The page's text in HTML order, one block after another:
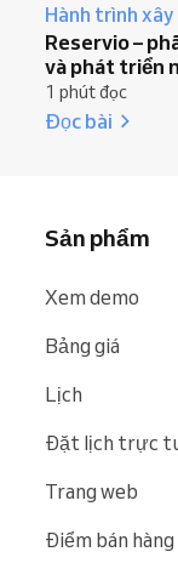
Hành trình
Reservio –
và phát triển
1 phút đọc
Đọc bài
Sản phẩm
Xem demo
Bảng giá
Lịch
Đặt lịch trực
Trang web
Điểm bán hàng